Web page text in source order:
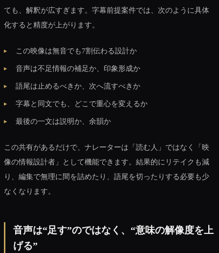
ても、解釈が広すぎます。字幕前提案件では、次のように具体
化すると精度が上がります。
この映像は無音でも7割伝わる設計か
音声は不足情報の補足か、印象形成か
語尾は止めるべきか、次へ流すべきか
字幕と同文でも、どこで重心を変えるか
最後の一文は説明か、余韻か
この共有があるだけで、ナレーターは「読む人」ではなく「映
像の情報設計者」として機能できます。結果的にリテイクも減
り、編集で無理に間を詰めたり、語尾を切ったりする必要も少
なくなります。
音声は“足す”のではなく、“意味の解像度を上
げる”